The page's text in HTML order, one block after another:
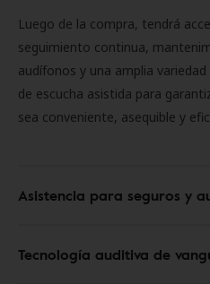
Luego de la compra, tendrá
seguimiento continua,
audífonos y una amplia
de escucha asistida para
sea conveniente, asequible y
Asistencia para seguros y
Tecnología auditiva de